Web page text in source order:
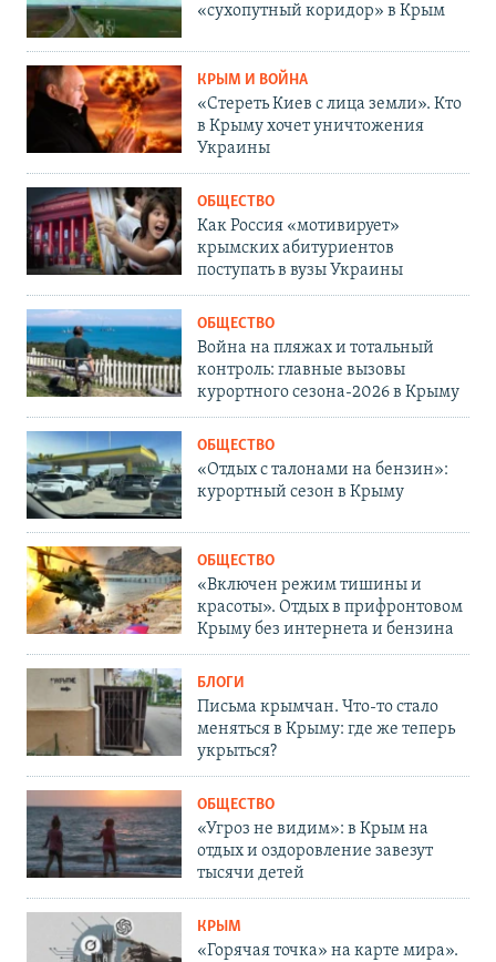
«сухопутный коридор» в Крым
КРЫМ И ВОЙНА
«Стереть Киев с лица земли». Кто
в Крыму хочет уничтожения
Украины
ОБЩЕСТВО
Как Россия «мотивирует»
крымских абитуриентов
поступать в вузы Украины
ОБЩЕСТВО
Война на пляжах и тотальный
контроль: главные вызовы
курортного сезона-2026 в Крыму
ОБЩЕСТВО
«Отдых с талонами на бензин»:
курортный сезон в Крыму
ОБЩЕСТВО
«Включен режим тишины и
красоты». Отдых в прифронтовом
Крыму без интернета и бензина
БЛОГИ
Письма крымчан. Что-то стало
меняться в Крыму: где же теперь
укрыться?
ОБЩЕСТВО
«Угроз не видим»: в Крым на
отдых и оздоровление завезут
тысячи детей
КРЫМ
«Горячая точка» на карте мира».